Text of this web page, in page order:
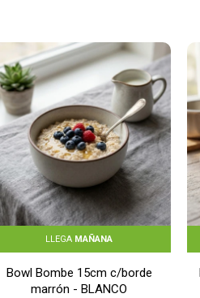
LLEGA MAÑANA
Bowl Bombe 15cm c/borde
marrón - BLANCO